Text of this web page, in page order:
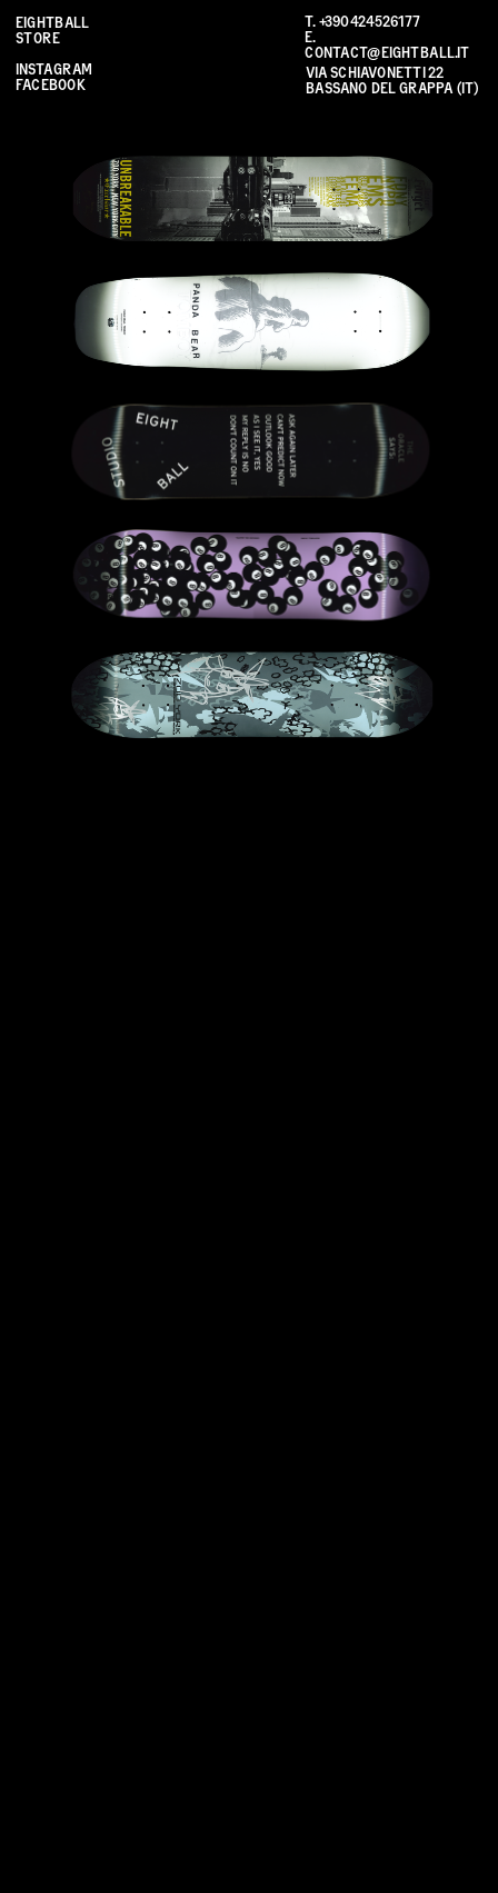
EIGHTBALL
STORE
INSTAGRAM
FACEBOOK
VIA SCHIAVONETTI 22
BASSANO DEL GRAPPA (IT)
T. +390424526177
CONTACT@EIGHTBALL.IT